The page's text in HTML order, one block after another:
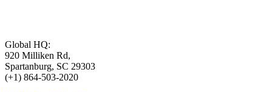
Global HQ:
920 Milliken Rd,
Spartanburg, SC 29303
(+1) 864-503-2020